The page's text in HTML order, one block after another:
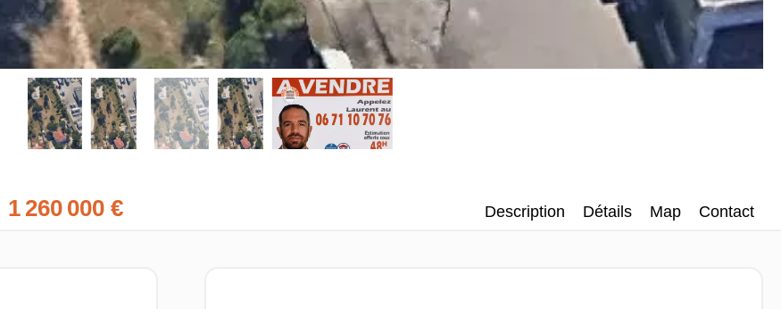
1 260 000 € Description Détails Map Contact